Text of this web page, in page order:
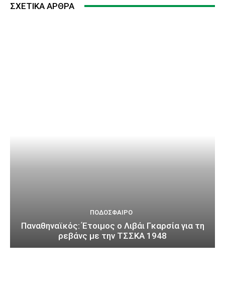
ΣΧΕΤΙΚΆ ΆΡΘΡΑ
ΠΟΔΌΣΦΑΙΡΟ
Παναθηναϊκός: Έτοιμος ο Λιβάι Γκαρσία για τη
ρεβάνς με την ΤΣΣΚΑ 1948